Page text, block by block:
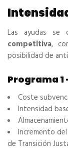
Las ayudas se
competitiva,
posibilidad de
Programa 1
Coste
Intensidad
Incremento del
de Transición